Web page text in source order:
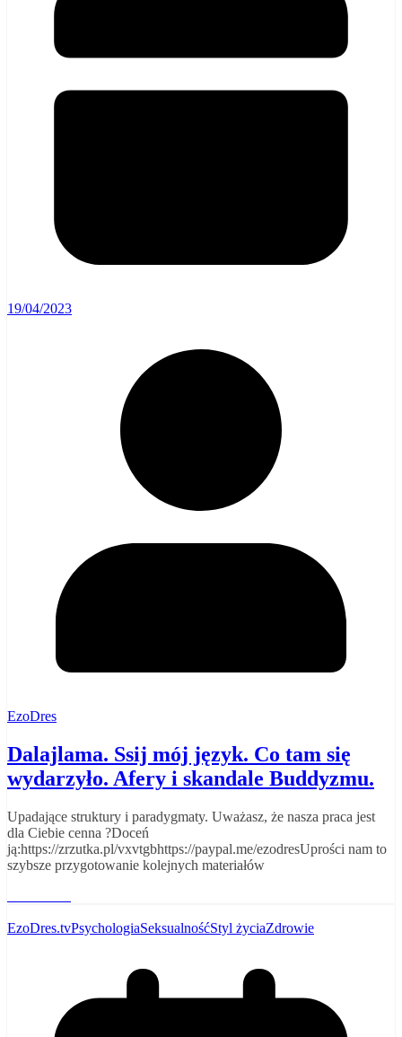
19/04/2023
EzoDres
Dalajlama. Ssij mój język. Co tam się
wydarzyło. Afery i skandale Buddyzmu.
Upadające struktury i paradygmaty. Uważasz, że nasza praca jest
dla Ciebie cenna ?Doceń
ją:https://zrzutka.pl/vxvtgbhttps://paypal.me/ezodresUprości nam to
szybsze przygotowanie kolejnych materiałów
EzoDres.tvPsychologiaSeksualnośćStyl życiaZdrowie